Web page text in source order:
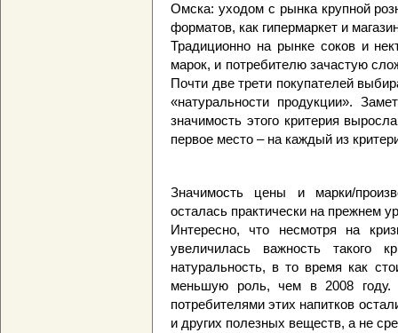
Омска: уходом с рынка крупной
форматов, как гипермаркет и
Традиционно на рынке соков и
марок, и потребителю зачастую
Почти две трети покупателей
«натуральности продукции».
значимость этого критерия
первое место – на каждый из
Значимость цены и марки/
осталась практически на прежнем
Интересно, что несмотря на
увеличилась важность такого
натуральность, в то время как
меньшую роль, чем в 2008 году.
потребителями этих напитков
и других полезных веществ, а не